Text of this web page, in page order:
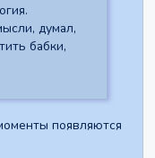
думал,
бабки,
появляются